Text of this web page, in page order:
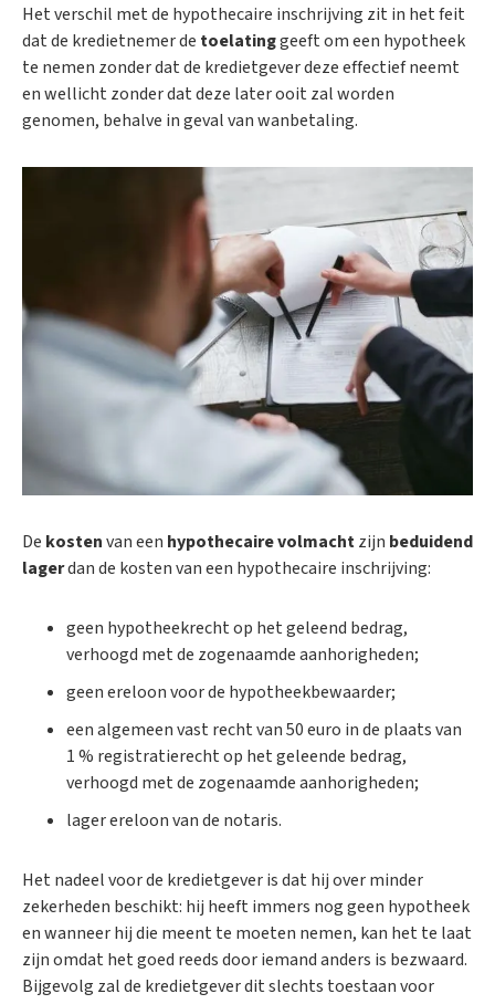
Het verschil met de hypothecaire inschrijving zit in het feit
dat de kredietnemer de toelatinggeeft om een hypotheek
te nemen zonder dat de kredietgever deze effectief neemt
en wellicht zonder dat deze later ooit zal worden
genomen, behalve in geval van wanbetaling.
De kostenvan een hypothecaire volmachtzijn beduidend
lagerdan de kosten van een hypothecaire inschrijving:
geen hypotheekrecht op het geleend bedrag,
verhoogd met de zogenaamde aanhorigheden;
geen ereloon voor de hypotheekbewaarder;
een algemeen vast recht van 50 euro in de plaats van
1 % registratierecht op het geleende bedrag,
verhoogd met de zogenaamde aanhorigheden;
lager ereloon van de notaris.
Het nadeel voor de kredietgever is dat hij over minder
zekerheden beschikt: hij heeft immers nog geen hypotheek
en wanneer hij die meent te moeten nemen, kan het te laat
zijn omdat het goed reeds door iemand anders is bezwaard.
Bijgevolg zal de kredietgever dit slechts toestaan voor